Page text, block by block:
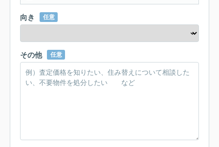
向き 任意
その他 任意